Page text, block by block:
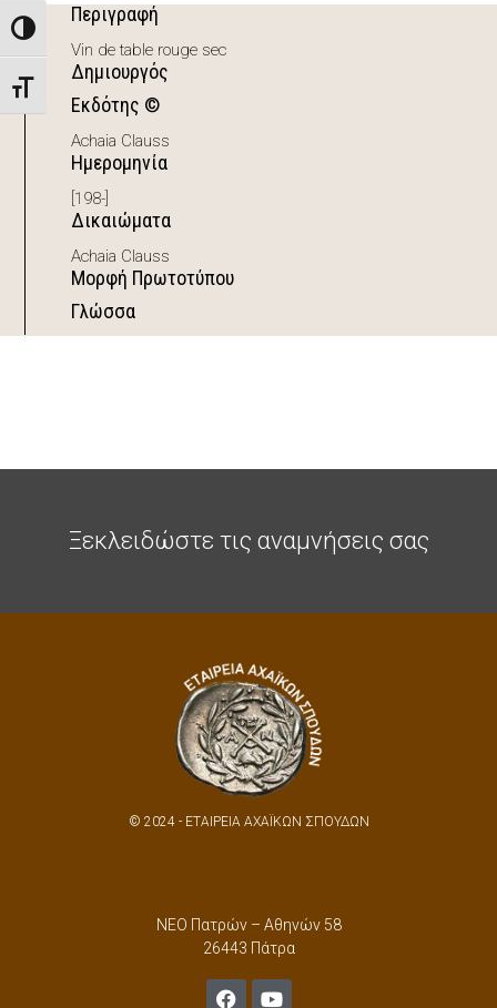
Toggle High Contrast
Toggle Font size
Περιγραφή
Vin de table rouge sec
Δημιουργός
Εκδότης ©
Achaia Clauss
Ημερομηνία
[198-]
Δικαιώματα
Achaia Clauss
Μορφή Πρωτοτύπου
Γλώσσα
Ξεκλειδώστε τις αναμνήσεις σας
© 2024 - ΕΤΑΙΡΕΙΑ ΑΧΑΪΚΩΝ ΣΠΟΥΔΩΝ
ΝΕΟ Πατρών – Αθηνών 58
26443 Πάτρα